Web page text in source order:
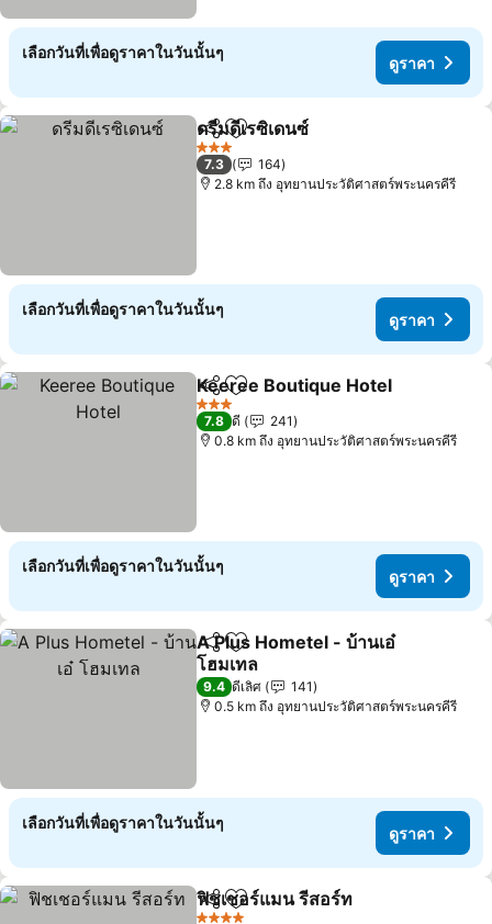
เลือกวันที่เพื่อดูราคาในวันนั้นๆ
ดูราคา
แชร์ เพิ่มในรายการโปรด
ดรีมดีเรซิเดนซ์
3 ดาว
7.3
164
2.8 km ถึง อุทยานประวัติศาสตร์พระนครคีรี
เลือกวันที่เพื่อดูราคาในวันนั้นๆ
ดูราคา
แชร์ เพิ่มในรายการโปรด
Keeree Boutique Hotel
3 ดาว
7.8 ดี
241
0.8 km ถึง อุทยานประวัติศาสตร์พระนครคีรี
เลือกวันที่เพื่อดูราคาในวันนั้นๆ
ดูราคา
แชร์ เพิ่มในรายการโปรด
A Plus Hometel - บ้านเอ๋
โฮมเทล
9.4 ดีเลิศ
141
0.5 km ถึง อุทยานประวัติศาสตร์พระนครคีรี
เลือกวันที่เพื่อดูราคาในวันนั้นๆ
ดูราคา
แชร์ เพิ่มในรายการโปรด
ฟิชเชอร์แมน รีสอร์ท